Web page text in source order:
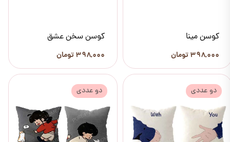
کوسن مینا
۳۹۸,۰۰۰ تومان
کوسن سخن عشق
۳۹۸,۰۰۰ تومان
دو عددی دو عددی